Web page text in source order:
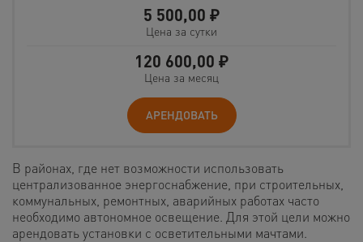
5 500,00 ₽
Цена за сутки
120 600,00 ₽
Цена за месяц
АРЕНДОВАТЬ
В районах, где нет возможности использовать
централизованное энергоснабжение, при строительных,
коммунальных, ремонтных, аварийных работах часто
необходимо автономное освещение. Для этой цели можно
арендовать установки с осветительными мачтами.